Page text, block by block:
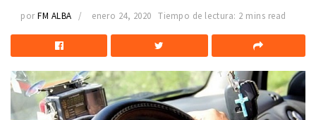
por FM ALBA enero 24, 2020 Tiempo de lectura: 2 mins read